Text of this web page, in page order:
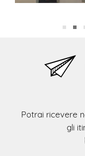
Potrai ricevere
gli